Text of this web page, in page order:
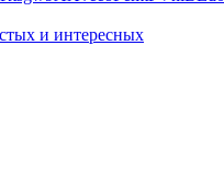
и интересных